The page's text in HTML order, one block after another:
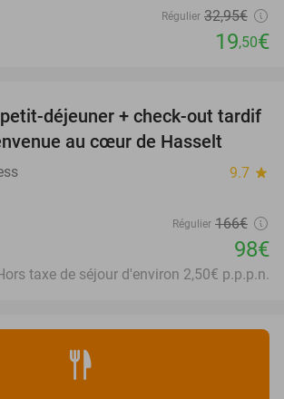
Régulier 32,95€
19,50€
41%
déjeuner + check-out tardif
au cœur de Hasselt
9.7 star
Régulier 166€
98€
taxe de séjour d'environ 2,50€ p.p.p.n.